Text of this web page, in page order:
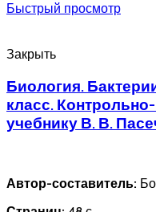
Быстрый просмотр
Закрыть
Биология.
класс.
учебнику В. В.
Автор-составитель: